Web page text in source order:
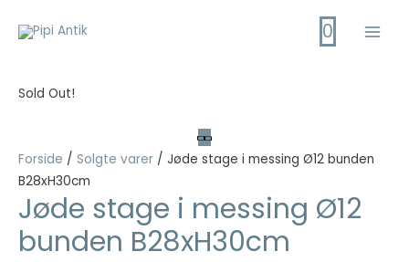
0
Sold Out!
Forside / Solgte varer / Jøde stage i messing Ø12 bunden
B28xH30cm
Jøde stage i messing Ø12
bunden B28xH30cm